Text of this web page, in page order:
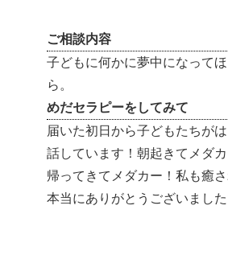
ご相談内容
子どもに何かに夢中になって
ら。
めだセラピーをしてみて
届いた初日から子どもたちが
話しています！朝起きてメダ
帰ってきてメダカー！私も癒さ
本当にありがとうございまし